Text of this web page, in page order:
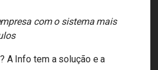
com o sistema mais
A Info tem a solução e a